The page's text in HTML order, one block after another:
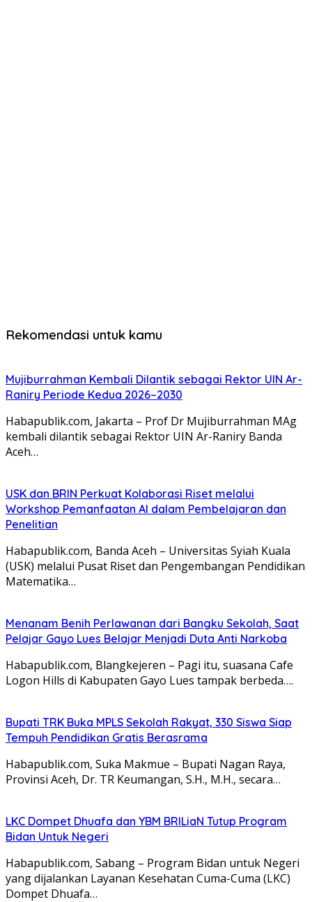
Rekomendasi untuk kamu
Mujiburrahman Kembali Dilantik sebagai Rektor UIN Ar-
Raniry Periode Kedua 2026–2030
Habapublik.com, Jakarta – Prof Dr Mujiburrahman MAg
kembali dilantik sebagai Rektor UIN Ar-Raniry Banda
Aceh…
USK dan BRIN Perkuat Kolaborasi Riset melalui
Workshop Pemanfaatan AI dalam Pembelajaran dan
Penelitian
Habapublik.com, Banda Aceh – Universitas Syiah Kuala
(USK) melalui Pusat Riset dan Pengembangan Pendidikan
Matematika…
Menanam Benih Perlawanan dari Bangku Sekolah, Saat
Pelajar Gayo Lues Belajar Menjadi Duta Anti Narkoba
Habapublik.com, Blangkejeren – Pagi itu, suasana Cafe
Logon Hills di Kabupaten Gayo Lues tampak berbeda….
Bupati TRK Buka MPLS Sekolah Rakyat, 330 Siswa Siap
Tempuh Pendidikan Gratis Berasrama
Habapublik.com, Suka Makmue – Bupati Nagan Raya,
Provinsi Aceh, Dr. TR Keumangan, S.H., M.H., secara…
LKC Dompet Dhuafa dan YBM BRILiaN Tutup Program
Bidan Untuk Negeri
Habapublik.com, Sabang – Program Bidan untuk Negeri
yang dijalankan Layanan Kesehatan Cuma-Cuma (LKC)
Dompet Dhuafa…